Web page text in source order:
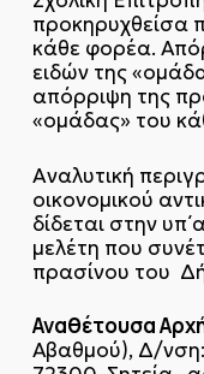
προκηρυχθείσα
κάθε φορέα.
ειδών της
απόρριψη της
«ομάδας» του
Αναλυτική
οικονομικού
δίδεται στην
μελέτη που
πρασίνου του
Αναθέτουσα
Α΄βαθμού), Δ/